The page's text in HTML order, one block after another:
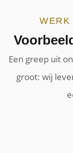
WERK
Een greep uit
groot: wij